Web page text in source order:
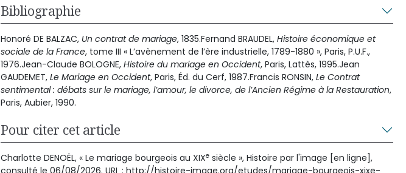
Bibliographie
Honoré DE BALZAC, Un contrat de mariage, 1835.Fernand BRAUDEL, Histoire économique et
sociale de la France, tome III « L’avènement de l’ère industrielle, 1789-1880 », Paris, P.U.F.,
1976.Jean-Claude BOLOGNE, Histoire du mariage en Occident, Paris, Lattès, 1995.Jean
GAUDEMET, Le Mariage en Occident, Paris, Éd. du Cerf, 1987.Francis RONSIN, Le Contrat
sentimental : débats sur le mariage, l’amour, le divorce, de l’Ancien Régime à la Restauration,
Paris, Aubier, 1990.
Pour citer cet article
Charlotte DENOËL, « Le mariage bourgeois au XIXe siècle », Histoire par l'image [en ligne],
consulté le 06/08/2026. URL : http://histoire-image.org/etudes/mariage-bourgeois-xixe-